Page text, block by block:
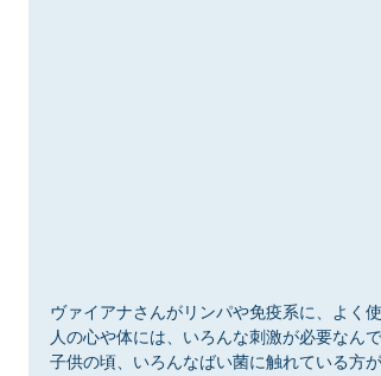
ヴァイアナさんがリンパや免疫系に、よく使
人の心や体には、いろんな刺激が必要なんで
子供の頃、いろんなばい菌に触れている方